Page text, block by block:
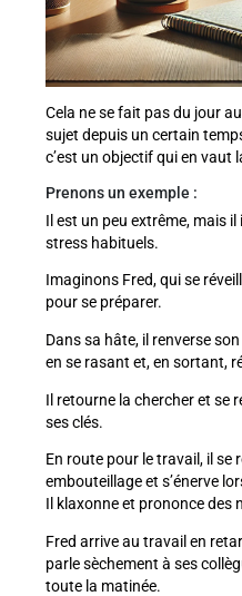
Cela ne se fait pas du jour
sujet depuis un certain
c’est un objectif qui en vaut
Prenons un exemple :
Il est un peu extrême, mais
stress habituels.
Imaginons Fred, qui se
pour se préparer.
Dans sa hâte, il renverse
en se rasant et, en sortant,
Il retourne la chercher et se
ses clés.
En route pour le travail, il se
embouteillage et s’énerve
Il klaxonne et prononce des
Fred arrive au travail en
parle sèchement à ses
toute la matinée.